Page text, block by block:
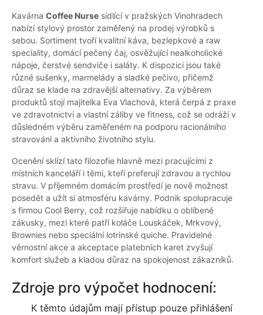
Kavárna Coffee Nurse sídlící v pražských Vinohradech
nabízí stylový prostor zaměřený na prodej výrobků s
sebou. Sortiment tvoří kvalitní káva, bezlepkové a raw
speciality, domácí pečený čaj, osvěžující nealkoholické
nápoje, čerstvé sendviče i saláty. K dispozici jsou také
různé sušenky, marmelády a sladké pečivo, přičemž
důraz se klade na zdravější alternativy. Za výběrem
produktů stojí majitelka Eva Vlachová, která čerpá z praxe
ve zdravotnictví a vlastní záliby ve fitness, což se odráží v
důsledném výběru zaměřeném na podporu racionálního
stravování a aktivního životního stylu.
Ocenění sklízí tato filozofie hlavně mezi pracujícími z
místních kanceláří i těmi, kteří preferují zdravou a rychlou
stravu. V příjemném domácím prostředí je nově možnost
posedět a užít si atmosféru kavárny. Podnik spolupracuje
s firmou Cool Berry, což rozšiřuje nabídku o oblíbené
zákusky, mezi které patří koláče Louskáček, Mrkvový,
Brownies nebo speciální lotrinské quiche. Pravidelné
věrnostní akce a akceptace platebních karet zvyšují
komfort služeb a kladou důraz na spokojenost zákazníků.
Zdroje pro výpočet hodnocení:
K těmto údajům mají přístup pouze přihlášení